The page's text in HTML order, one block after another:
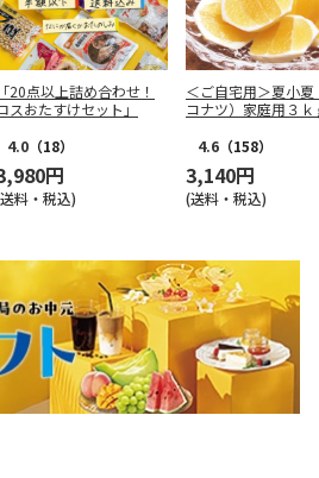
「20点以上詰め合わせ！
スおたすけセット」
4.0 （18）
円
料・税込)
＜ご自宅用＞夏小夏
コナツ）家庭用３ｋ
4.6 （158）
3,140円
(送料・税込)